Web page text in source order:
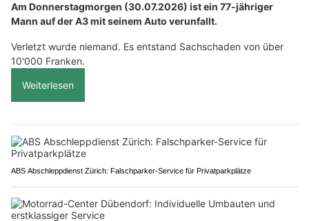
Am Donnerstagmorgen (30.07.2026) ist ein 77-jähriger
Mann auf der A3 mit seinem Auto verunfallt.
Verletzt wurde niemand. Es entstand Sachschaden von über
10'000 Franken.
Weiterlesen
ABS Abschleppdienst Zürich: Falschparker-Service für Privatparkplätze